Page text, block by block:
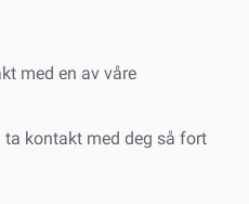
med en av våre
kontakt med deg så fort